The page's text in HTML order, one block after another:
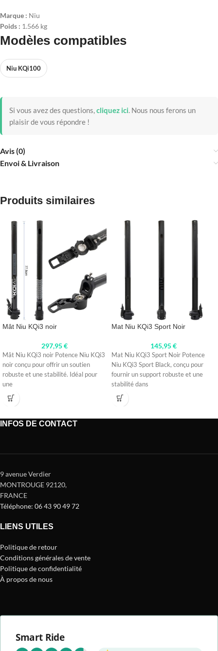
Marque : Niu
Poids : 1.566 kg
Modèles compatibles
Niu KQi100
Si vous avez des questions,cliquez ici. Nous nous ferons un
plaisir de vous répondre !
Avis (0)
Envoi & Livraison
Produits similaires
Mât Niu KQi3 noir
297,95€
Mât Niu KQi3 noir Potence Niu KQi3
noir conçu pour offrir un soutien
robuste et une stabilité. Idéal pour
une
Mat Niu KQi3 Sport Noir
145,95€
Mat Niu KQi3 Sport Noir Potence
Niu KQi3 Sport Black, conçu pour
fournir un support robuste et une
stabilité dans
INFOS DE CONTACT
9 avenue Verdier
MONTROUGE 92120,
FRANCE
Téléphone: 06 43 90 49 72
LIENS UTILES
Politique de retour
Conditions générales de vente
Politique de confidentialité
À propos de nous
Smart Ride